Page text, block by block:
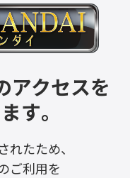
アクセスを
す。
たため、
ご利用を